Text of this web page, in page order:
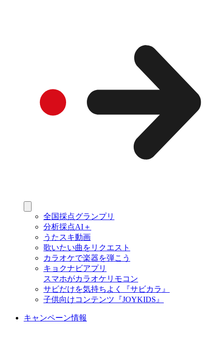
全国採点グランプリ
分析採点AI＋
うたスキ動画
歌いたい曲をリクエスト
カラオケで楽器を弾こう
キョクナビアプリ
スマホがカラオケリモコン
サビだけを気持ちよく『サビカラ』
子供向けコンテンツ『JOYKIDS』
キャンペーン情報